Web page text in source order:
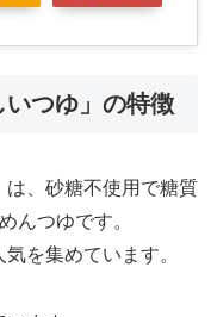
つゆ」の特徴
、砂糖不使用で糖質
んつゆです。
を集めています。